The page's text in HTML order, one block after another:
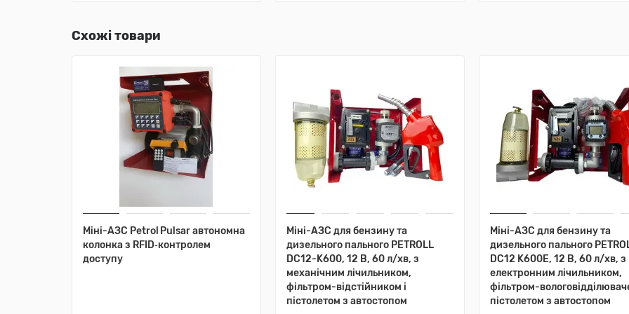
Схожі товари
Міні-АЗС Petrol Pulsar автономна
колонка з RFID‑контролем
доступу
Міні-АЗС для бензину та
дизельного пального PETROLL
DC12-K600, 12 В, 60 л/хв, з
механічним лічильником,
фільтром-відстійником і
пістолетом з автостопом
Міні-АЗС для бензину та
дизельного пального
DC12 K600E, 12 В, 60 л/хв, з
електронним лічильником,
фільтром-
пістолетом з автостопом